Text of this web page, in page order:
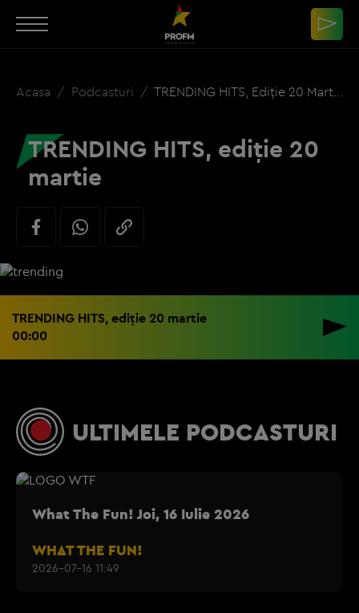
Acasa Podcasturi TRENDING HITS, Ediție 20 Martie
TRENDING HITS, ediție 20
martie
TRENDING HITS, ediție 20 martie
00:00
ULTIMELE PODCASTURI
What The Fun! Joi, 16 Iulie 2026
WHAT THE FUN!
2026-07-16 11:49